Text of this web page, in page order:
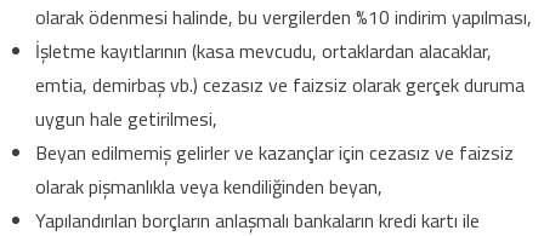
olarak ödenmesi halinde, bu vergilerden %10 indirim yapılması,
İşletme kayıtlarının (kasa mevcudu, ortaklardan alacaklar,
emtia, demirbaş vb.) cezasız ve faizsiz olarak gerçek duruma
uygun hale getirilmesi,
Beyan edilmemiş gelirler ve kazançlar için cezasız ve faizsiz
olarak pişmanlıkla veya kendiliğinden beyan,
Yapılandırılan borçların anlaşmalı bankaların kredi kartı ile